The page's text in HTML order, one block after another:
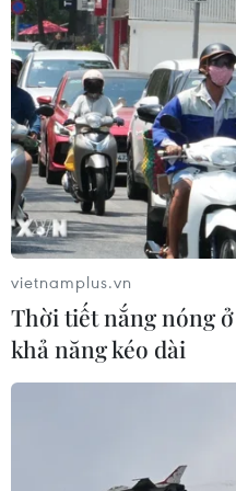
Liên hợp quốc: Xung
qua tháng đẫm máu
05/08/2026 23:47
Đức điều tra vụ UAV
xuất hiện tại sân bay
05/08/2026 23:43
vietnamplus.vn
Thời tiết nắng nóng
khả năng kéo dài